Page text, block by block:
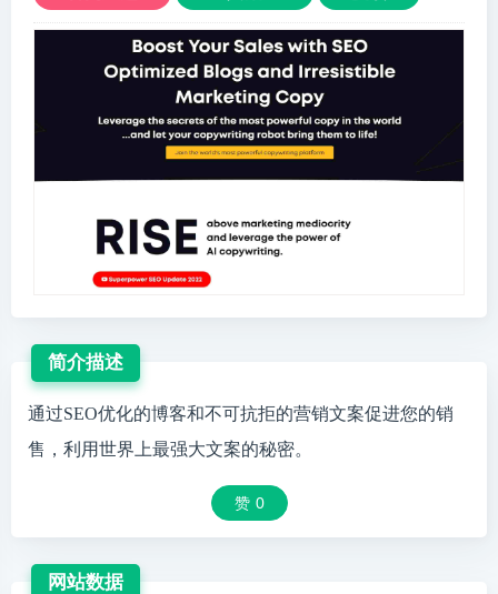
简介描述
通过SEO优化的博客和不可抗拒的营销文案促进您的销
售，利用世界上最强大文案的秘密。
赞 0
网站数据